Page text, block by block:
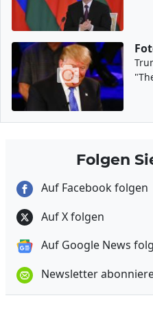
Folgen
Auf Facebook folgen
Auf X folgen
Auf Google News
Newsletter